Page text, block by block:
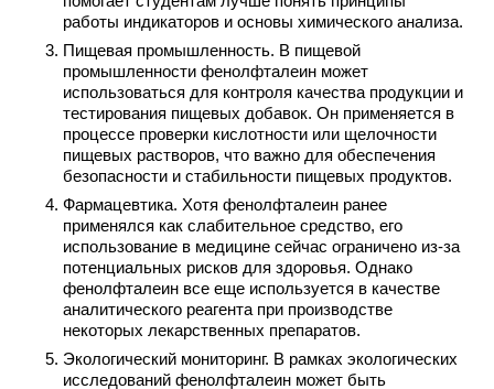
работы индикаторов и основы химического анализа.
Пищевая промышленность. В пищевой
промышленности фенолфталеин может
использоваться для контроля качества продукции и
тестирования пищевых добавок. Он применяется в
процессе проверки кислотности или щелочности
пищевых растворов, что важно для обеспечения
безопасности и стабильности пищевых продуктов.
Фармацевтика. Хотя фенолфталеин ранее
применялся как слабительное средство, его
использование в медицине сейчас ограничено из-за
потенциальных рисков для здоровья. Однако
фенолфталеин все еще используется в качестве
аналитического реагента при производстве
некоторых лекарственных препаратов.
Экологический мониторинг. В рамках экологических
исследований фенолфталеин может быть